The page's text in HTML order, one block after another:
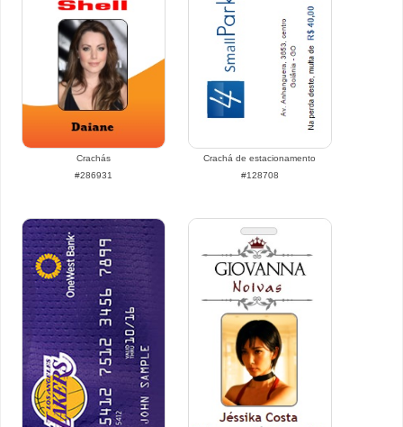
Crachás
#286931
Crachá de estacionamento
#128708